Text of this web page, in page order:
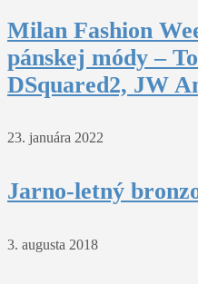
Milan Fashion
pánskej módy –
DSquared2, JW
23. januára 2022
Jarno-letný
3. augusta 2018